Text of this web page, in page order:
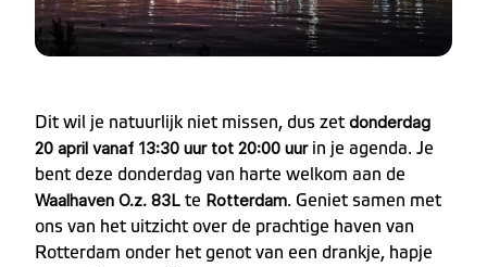
Dit wil je natuurlijk niet missen, dus zet donderdag
20 april vanaf 13:30 uur tot 20:00 uur in je agenda. Je
bent deze donderdag van harte welkom aan de
Waalhaven O.z. 83L te Rotterdam. Geniet samen met
ons van het uitzicht over de prachtige haven van
Rotterdam onder het genot van een drankje, hapje